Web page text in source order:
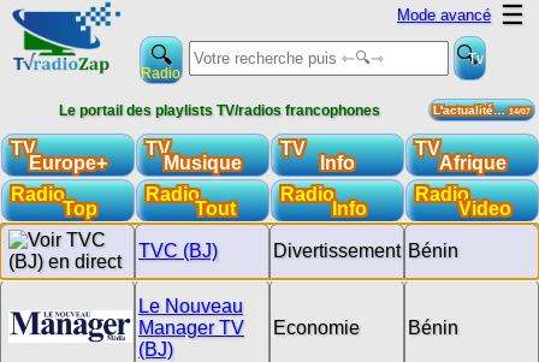
☰
Mode avancé
Radio
Tv
Le portail des playlists TV/radios francophones L'actualité…14/07
TV
Europe+
TV
Musique
TV
Info
TV
Afrique
Radio
Top
Radio
Tout
Radio
Info
Radio
Video
TVC (BJ) Divertissement Bénin
Le Nouveau
Manager TV
(BJ)
Economie Bénin